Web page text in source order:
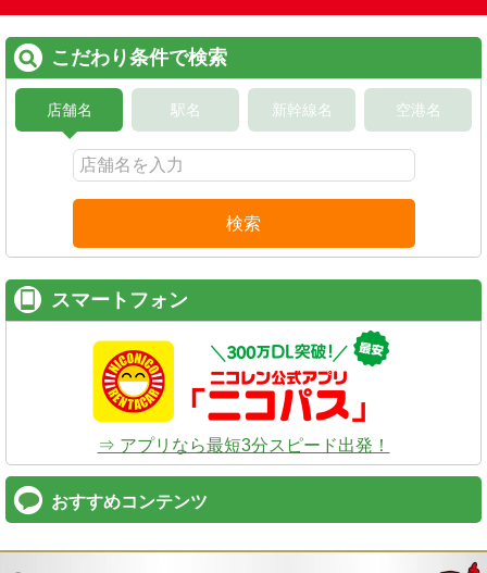
こだわり条件で検索
店舗名 駅名 新幹線名 空港名
検索
スマートフォン
⇒ アプリなら最短3分スピード出発！
おすすめコンテンツ